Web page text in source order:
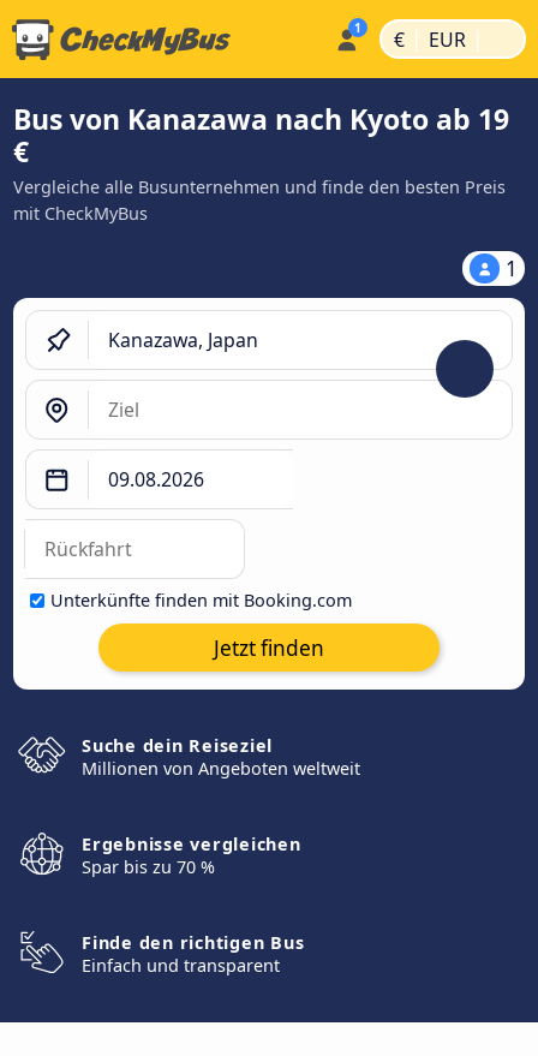
€ | EUR |
Bus von Kanazawa nach Kyoto ab 19
€
Vergleiche alle Busunternehmen und finde den besten Preis
mit CheckMyBus
1
Unterkünfte finden mit Booking.com
Jetzt finden
Suche dein Reiseziel
Millionen von Angeboten weltweit
Ergebnisse vergleichen
Spar bis zu 70 %
Finde den richtigen Bus
Einfach und transparent